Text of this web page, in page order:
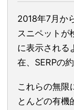
2018年7月か
スニペットが
に表示される
在、SERPの
これらの無限
とんどの有機